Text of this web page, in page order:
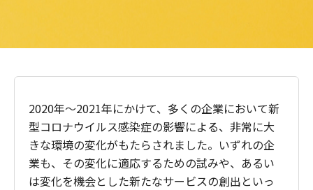
2020年～2021年にかけて、多くの企業において新
型コロナウイルス感染症の影響による、非常に大
きな環境の変化がもたらされました。いずれの企
業も、その変化に適応するための試みや、あるい
は変化を機会とした新たなサービスの創出といっ